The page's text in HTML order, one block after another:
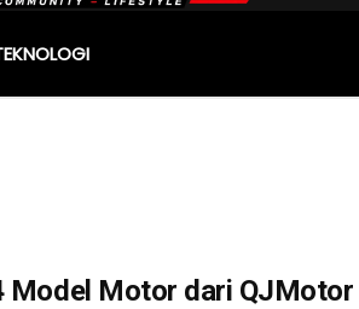
Model Motor dari QJMotor